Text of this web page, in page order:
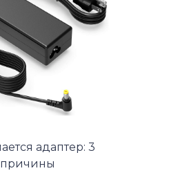
адаптер: 3
причины